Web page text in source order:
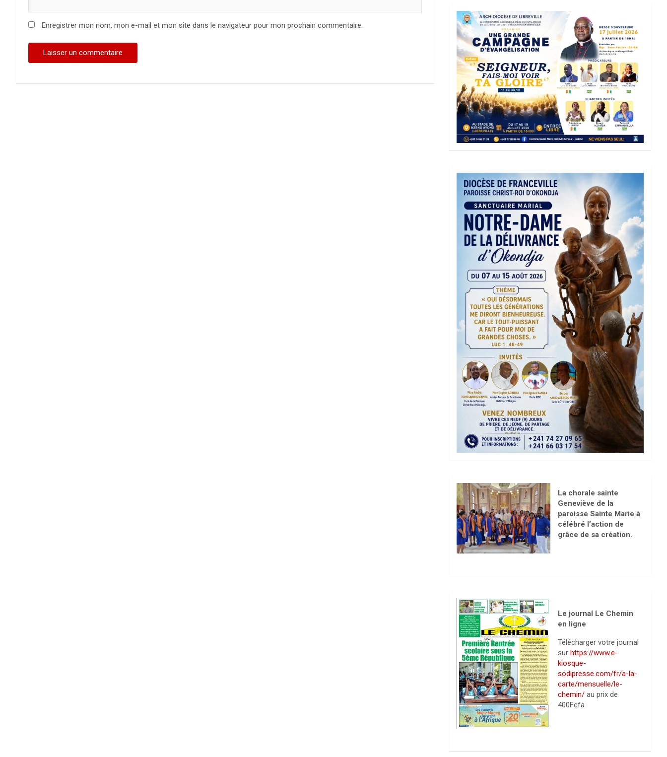
Enregistrer mon nom, mon e-mail et mon site dans le navigateur pour mon prochain commentaire.
La chorale sainte
Geneviève de la
paroisse Sainte Marie à
célébré l’action de
grâce de sa création.
Le journal Le Chemin
en ligne
Télécharger votre journal
sur https://www.e-
kiosque-
sodipresse.com/fr/a-la-
carte/mensuelle/le-
chemin/au prix de
400Fcfa